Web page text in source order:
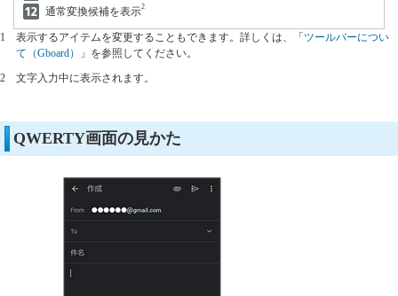
通常変換候補を表示2
1 表示するアイテムを変更することもできます。詳しくは、「ツールバーについ
て（Gboard）
」を参照してください。
2
文字入力中に表示されます。
QWERTY画面の見かた